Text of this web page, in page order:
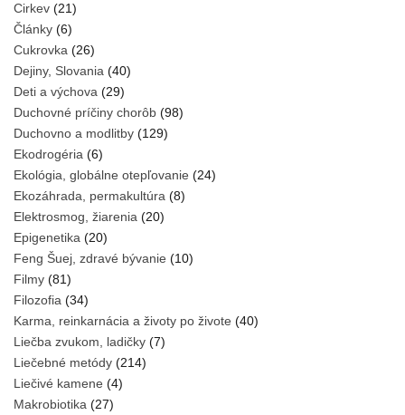
Cirkev (21)
Články (6)
Cukrovka (26)
Dejiny, Slovania (40)
Deti a výchova (29)
Duchovné príčiny chorôb (98)
Duchovno a modlitby (129)
Ekodrogéria (6)
Ekológia, globálne otepľovanie (24)
Ekozáhrada, permakultúra (8)
Elektrosmog, žiarenia (20)
Epigenetika (20)
Feng Šuej, zdravé bývanie (10)
Filmy (81)
Filozofia (34)
Karma, reinkarnácia a životy po živote (40)
Liečba zvukom, ladičky (7)
Liečebné metódy (214)
Liečivé kamene (4)
Makrobiotika (27)